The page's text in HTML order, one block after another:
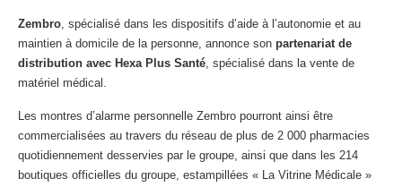
Zembro, spécialisé dans les dispositifs d’aide à l’autonomie et au
maintien à domicile de la personne, annonce son partenariat de
distribution avec Hexa Plus Santé, spécialisé dans la vente de
matériel médical.
Les montres d’alarme personnelle Zembro pourront ainsi être
commercialisées au travers du réseau de plus de 2 000 pharmacies
quotidiennement desservies par le groupe, ainsi que dans les 214
boutiques officielles du groupe, estampillées « La Vitrine Médicale »